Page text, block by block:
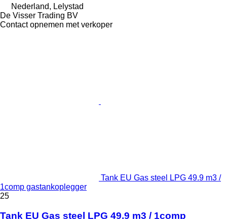
Nederland, Lelystad
De Visser Trading BV
Contact opnemen met verkoper
Tank EU Gas steel LPG 49.9 m3 /
1comp gastankoplegger
25
Tank EU Gas steel LPG 49.9 m3 / 1comp